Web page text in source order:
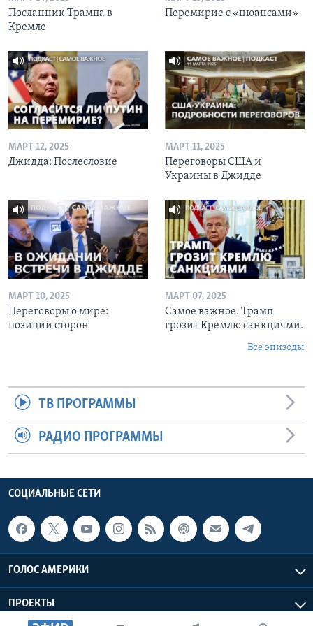
Посланник Трампа в
Кремле
Перемирие с «нюансами»
МАРТ 12, 2025
Джидда: Послесловие
МАРТ 11, 2025
Переговоры США и
Украины в Джидде
МАРТ 10, 2025
Переговоры о мире:
позиции сторон
МАРТ 07, 2025
Самое важное. Трамп
грозит Кремлю санкциями.
Все эпизоды
ТВ ПРОГРАММЫ
РАДИО ПРОГРАММЫ
СОЦИАЛЬНЫЕ СЕТИ
ГОЛОС АМЕРИКИ
ПРОЕКТЫ